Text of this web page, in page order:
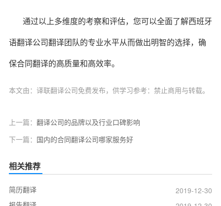
通过以上多维度的考察和评估，您可以全面了解西班牙
语翻译公司翻译团队的专业水平从而做出明智的选择，确
保合同翻译的高质量和高效率。
本文由：译联翻译公司免费发布，供学习参考：禁止商用与转载。
上一篇： 翻译公司的品牌以及行业口碑影响
下一篇： 国内的合同翻译公司哪家服务好
相关推荐
简历翻译
2019-12-30